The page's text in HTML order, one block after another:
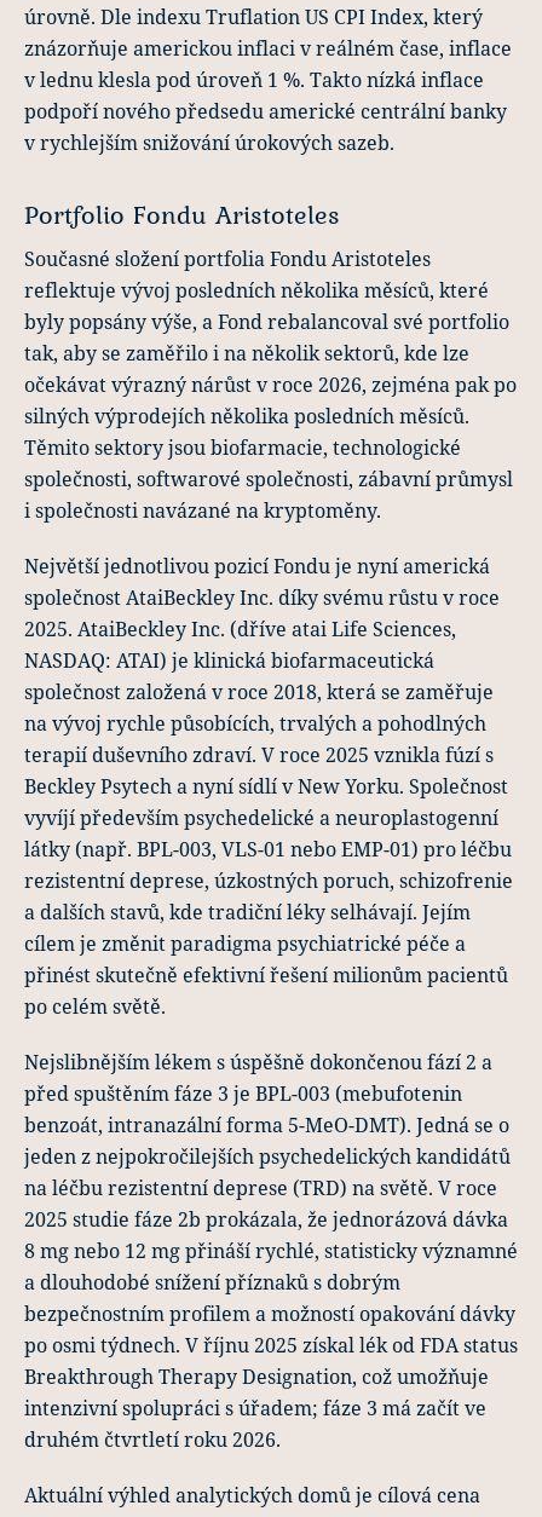
úrovně. Dle indexu Truflation US CPI Index, který
znázorňuje americkou inflaci v reálném čase, inflace
v lednu klesla pod úroveň 1 %. Takto nízká inflace
podpoří nového předsedu americké centrální banky
v rychlejším snižování úrokových sazeb.
Portfolio Fondu Aristoteles
Současné složení portfolia Fondu Aristoteles
reflektuje vývoj posledních několika měsíců, které
byly popsány výše, a Fond rebalancoval své portfolio
tak, aby se zaměřilo i na několik sektorů, kde lze
očekávat výrazný nárůst v roce 2026, zejména pak po
silných výprodejích několika posledních měsíců.
Těmito sektory jsou biofarmacie, technologické
společnosti, softwarové společnosti, zábavní průmysl
i společnosti navázané na kryptoměny.
Největší jednotlivou pozicí Fondu je nyní americká
společnost AtaiBeckley Inc. díky svému růstu v roce
2025. AtaiBeckley Inc. (dříve atai Life Sciences,
NASDAQ: ATAI) je klinická biofarmaceutická
společnost založená v roce 2018, která se zaměřuje
na vývoj rychle působících, trvalých a pohodlných
terapií duševního zdraví. V roce 2025 vznikla fúzí s
Beckley Psytech a nyní sídlí v New Yorku. Společnost
vyvíjí především psychedelické a neuroplastogenní
látky (např. BPL-003, VLS-01 nebo EMP-01) pro léčbu
rezistentní deprese, úzkostných poruch, schizofrenie
a dalších stavů, kde tradiční léky selhávají. Jejím
cílem je změnit paradigma psychiatrické péče a
přinést skutečně efektivní řešení milionům pacientů
po celém světě.
Nejslibnějším lékem s úspěšně dokončenou fází 2 a
před spuštěním fáze 3 je BPL-003 (mebufotenin
benzoát, intranazální forma 5-MeO-DMT). Jedná se o
jeden z nejpokročilejších psychedelických kandidátů
na léčbu rezistentní deprese (TRD) na světě. V roce
2025 studie fáze 2b prokázala, že jednorázová dávka
8 mg nebo 12 mg přináší rychlé, statisticky významné
a dlouhodobé snížení příznaků s dobrým
bezpečnostním profilem a možností opakování dávky
po osmi týdnech. V říjnu 2025 získal lék od FDA status
Breakthrough Therapy Designation, což umožňuje
intenzivní spolupráci s úřadem; fáze 3 má začít ve
druhém čtvrtletí roku 2026.
Aktuální výhled analytických domů je cílová cena